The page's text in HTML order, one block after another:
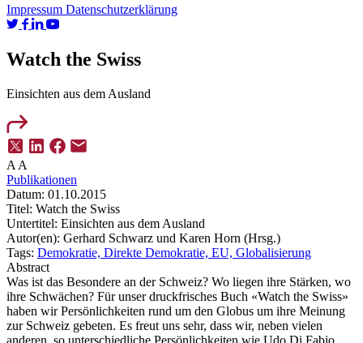
Impressum Datenschutzerklärung
Watch the Swiss
Einsichten aus dem Ausland
A A
Publikationen
Datum: 01.10.2015
Titel: Watch the Swiss
Untertitel: Einsichten aus dem Ausland
Autor(en): Gerhard Schwarz und Karen Horn (Hrsg.)
Tags: Demokratie, Direkte Demokratie, EU, Globalisierung
Abstract
Was ist das Besondere an der Schweiz? Wo liegen ihre Stärken, wo
ihre Schwächen? Für unser druckfrisches Buch «Watch the Swiss»
haben wir Persönlichkeiten rund um den Globus um ihre Meinung
zur Schweiz gebeten. Es freut uns sehr, dass wir, neben vielen